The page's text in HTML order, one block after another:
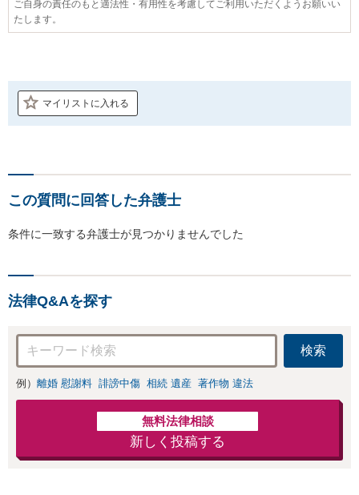
ご自身の責任のもと適法性・有用性を考慮してご利用いただくようお願いい
たします。
マイリストに入れる
この質問に回答した弁護士
条件に一致する弁護士が見つかりませんでした
法律Q&Aを探す
検索
例） 離婚 慰謝料 誹謗中傷 相続 遺産 著作物 違法
無料法律相談
新しく投稿する